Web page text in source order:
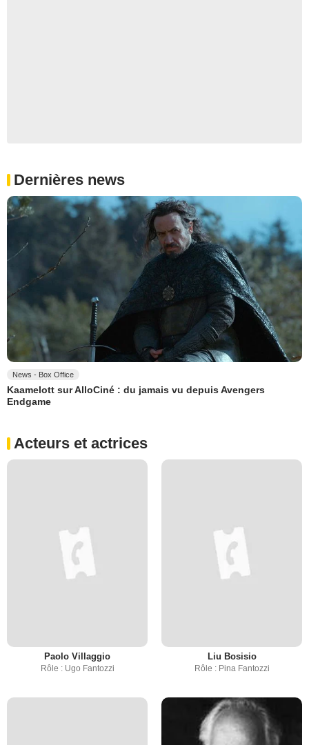
Dernières news
News - Box Office
Kaamelott sur AlloCiné : du jamais vu depuis Avengers
Endgame
Acteurs et actrices
Paolo Villaggio
Rôle : Ugo Fantozzi
Liu Bosisio
Rôle : Pina Fantozzi